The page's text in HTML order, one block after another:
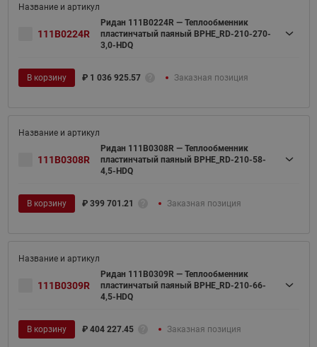
111B0224R
Ридан 111B0224R — Теплообменник
пластинчатый паяный BPHE_RD-210-270-
3,0-HDQ
В корзину ₽ 1 036 925.57 Заказная позиция
111B0308R
Ридан 111B0308R — Теплообменник
пластинчатый паяный BPHE_RD-210-58-
4,5-HDQ
В корзину ₽ 399 701.21 Заказная позиция
111B0309R
Ридан 111B0309R — Теплообменник
пластинчатый паяный BPHE_RD-210-66-
4,5-HDQ
В корзину ₽ 404 227.45 Заказная позиция